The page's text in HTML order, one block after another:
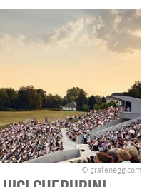
© grafenegg.com